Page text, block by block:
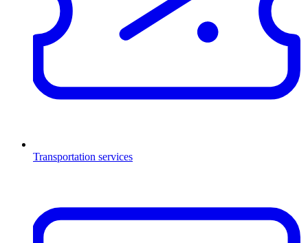
Transportation services